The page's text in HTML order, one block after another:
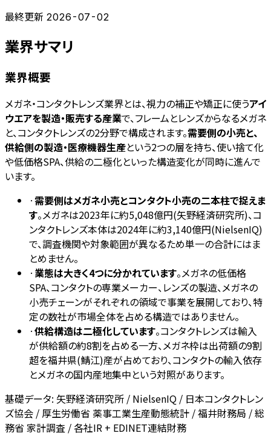
最終更新 2026-07-02
業界サマリ
業界概要
メガネ・コンタクトレンズ業界とは、視力の補正や矯正に使うアイ
ウエアを製造・販売する産業で、フレームとレンズからなるメガネ
と、コンタクトレンズの2分野で構成されます。需要側の小売と、
供給側の製造・医療機器生産という2つの層を持ち、使い捨て化
や低価格SPA、供給の二極化といった構造変化が同時に進んで
います。
·需要側はメガネ小売とコンタクト小売の二本柱で捉えま
す。メガネは2023年に約5,048億円(矢野経済研究所)、コ
ンタクトレンズ本体は2024年に約3,140億円(NielsenIQ)
で、調査機関や対象範囲が異なるため単一の合計にはま
とめません。
· 業態は大きく4つに分かれています。メガネの低価格
SPA、コンタクトの専業メーカー、レンズの製造、メガネの
小売チェーンがそれぞれの領域で事業を展開しており、特
定の数社が市場全体を占める構造ではありません。
·供給構造は二極化しています。コンタクトレンズは輸入
が供給額の約8割を占める一方、メガネ枠は出荷額の9割
超を福井県(鯖江)産が占めており、コンタクトの輸入依存
とメガネの国内産地集中という対照があります。
基礎データ: 矢野経済研究所 / NielsenIQ / 日本コンタクトレン
ズ協会 / 厚生労働省 薬事工業生産動態統計 / 福井財務局 / 総
務省 家計調査 / 各社IR + EDINET連結財務